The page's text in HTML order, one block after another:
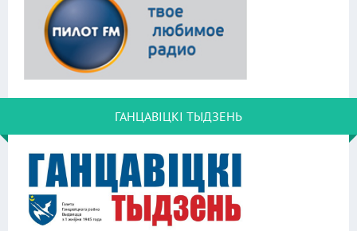
ГАНЦАВІЦКІ ТЫДЗЕНЬ